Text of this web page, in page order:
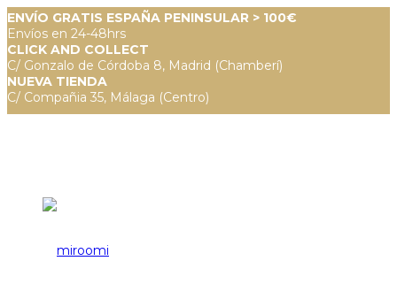
ENVÍO GRATIS ESPAÑA PENINSULAR > 100€
Envíos en 24-48hrs
CLICK AND COLLECT
C/ Gonzalo de Córdoba 8, Madrid (Chamberí)
NUEVA TIENDA
C/ Compañia 35, Málaga (Centro)